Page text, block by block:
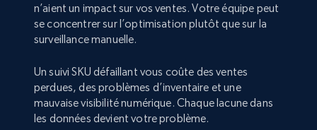
n’aient un impact sur vos ventes. Votre équipe peut
se concentrer sur l’optimisation plutôt que sur la
surveillance manuelle.
Un suivi SKU défaillant vous coûte des ventes
perdues, des problèmes d’inventaire et une
mauvaise visibilité numérique. Chaque lacune dans
les données devient votre problème.